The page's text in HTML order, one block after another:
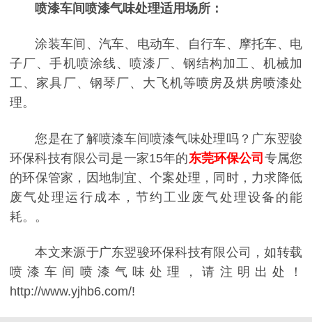
喷漆车间喷漆气味处理适用场所：
涂装车间、汽车、电动车、自行车、摩托车、电
子厂、手机喷涂线、喷漆厂、钢结构加工、机械加
工、家具厂、钢琴厂、大飞机等喷房及烘房喷漆处
理。
您是在了解喷漆车间喷漆气味处理吗？广东翌骏
环保科技有限公司是一家15年的东莞环保公司 专属您
的环保管家 ，因地制宜、个案处理，同时，力求降低
废气处理运行成本，节约工业废气处理设备的能
耗。。
本文来源于广东翌骏环保科技有限公司，如转载
喷漆车间喷漆气味处理，请注明出处！
http://www.yjhb6.com/!